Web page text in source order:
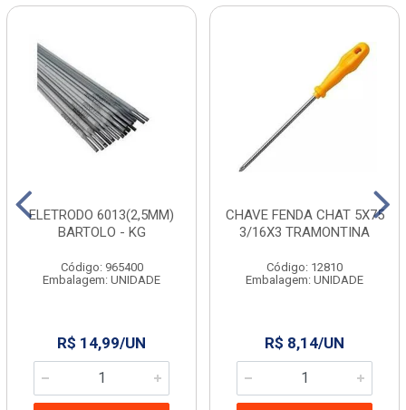
ELETRODO 6013(2,5MM)
BARTOLO - KG
Código: 965400
Embalagem: UNIDADE
R$ 14,99/UN
CHAVE FENDA CHAT 5X75
3/16X3 TRAMONTINA
Código: 12810
Embalagem: UNIDADE
R$ 8,14/UN